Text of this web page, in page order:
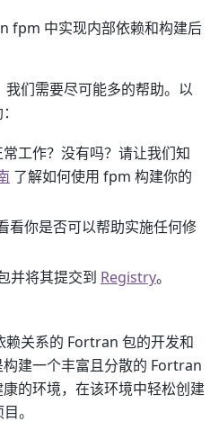
fpm 中实现内部依赖和构建后
们需要尽可能多的帮助。以
工作？没有吗？请让我们知
了解如何使用 fpm 构建你的
看你是否可以帮助实施任何修
并将其提交到 Registry。
关系的 Fortran 包的开发和
建一个丰富且分散的 Fortran
的环境，在该环境中轻松创建
。